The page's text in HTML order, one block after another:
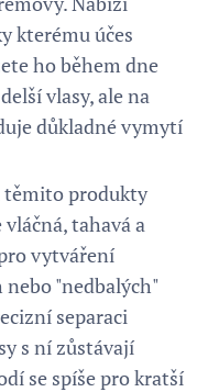
kterému účes
ho během dne
vlasy, ale na
důkladné vymytí
těmito produkty
tahavá a
vytváření
"nedbalých"
separaci
s ní zůstávají
se spíše pro kratší